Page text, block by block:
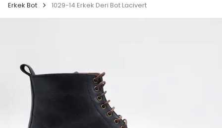
Erkek Bot 1029-14 Erkek Deri Bot Lacivert